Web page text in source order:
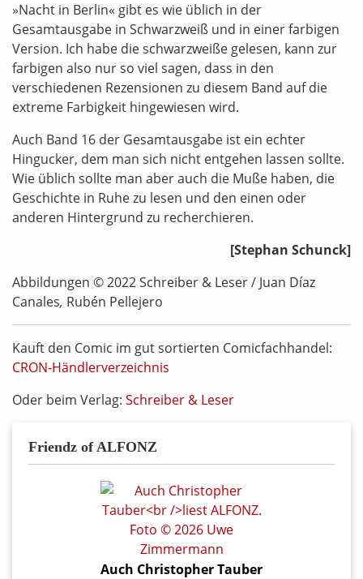
»Nacht in Berlin« gibt es wie üblich in der
Gesamtausgabe in Schwarzweiß und in einer farbigen
Version. Ich habe die schwarzweiße gelesen, kann zur
farbigen also nur so viel sagen, dass in den
verschiedenen Rezensionen zu diesem Band auf die
extreme Farbigkeit hingewiesen wird.
Auch Band 16 der Gesamtausgabe ist ein echter
Hingucker, dem man sich nicht entgehen lassen sollte.
Wie üblich sollte man aber auch die Muße haben, die
Geschichte in Ruhe zu lesen und den einen oder
anderen Hintergrund zu recherchieren.
[Stephan Schunck]
Abbildungen © 2022 Schreiber & Leser / Juan Díaz
Canales, Rubén Pellejero
Kauft den Comic im gut sortierten Comicfachhandel:
CRON-Händlerverzeichnis
Oder beim Verlag: Schreiber & Leser
Friendz of ALFONZ
Auch Christopher Tauber